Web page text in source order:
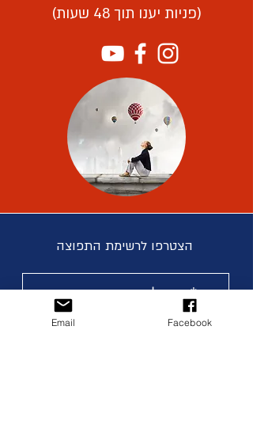
(פניות יענו תוך 48 שעות)
הצטרפו לרשימת התפוצה
Email Facebook